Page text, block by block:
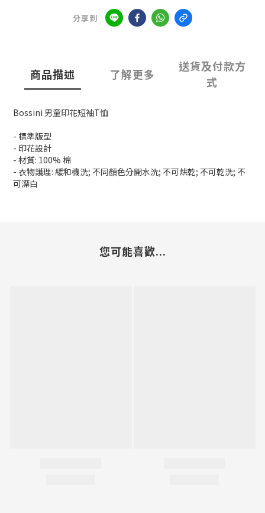
分享到
商品描述 了解更多
送貨及付款方
式
Bossini 男童印花短袖T恤
- 標準版型
- 印花設計
- 材質: 100% 棉
- 衣物護理: 緩和機洗; 不同顏色分開水洗; 不可烘乾; 不可乾洗; 不
可漂白
您可能喜歡...